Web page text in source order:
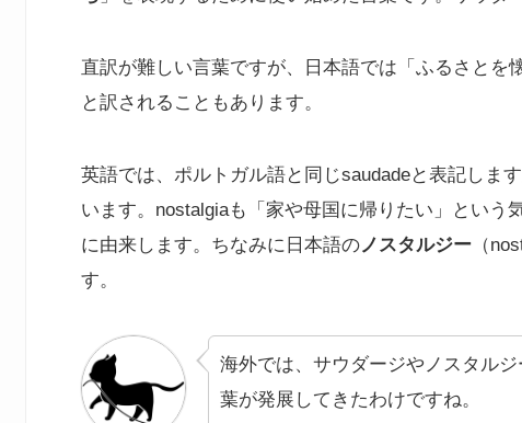
直訳が難しい言葉ですが、日本語では「ふるさとを
と訳されることもあります。
英語では、ポルトガル語と同じsaudadeと表記します
います。nostalgiaも「家や母国に帰りたい」とい
に由来します。ちなみに日本語のノスタルジー （
す。
海外では、サウダージやノスタル
葉が発展してきたわけですね。